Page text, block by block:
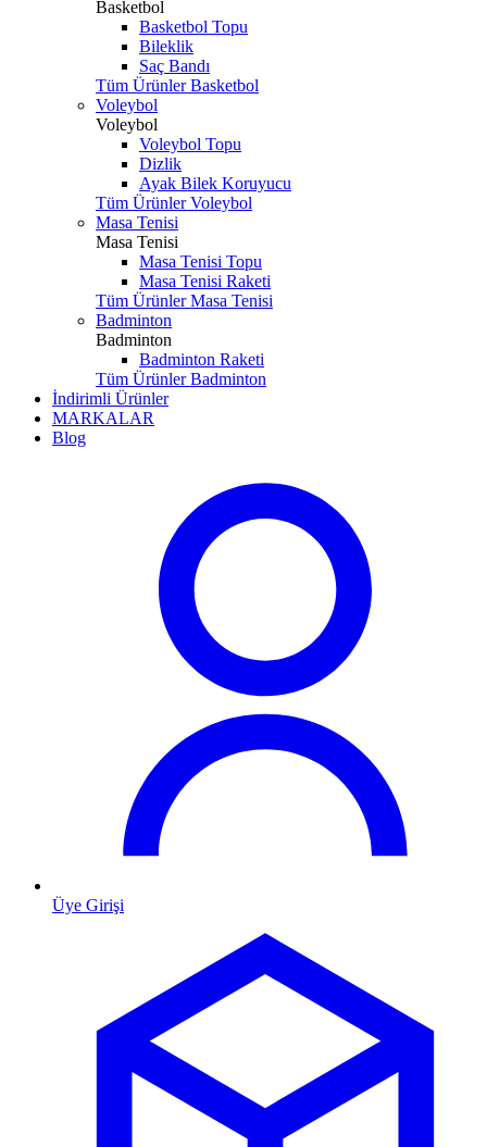
Basketbol
Basketbol Topu
Bileklik
Saç Bandı
Tüm Ürünler Basketbol
Voleybol
Voleybol
Voleybol Topu
Dizlik
Ayak Bilek Koruyucu
Tüm Ürünler Voleybol
Masa Tenisi
Masa Tenisi
Masa Tenisi Topu
Masa Tenisi Raketi
Tüm Ürünler Masa Tenisi
Badminton
Badminton
Badminton Raketi
Tüm Ürünler Badminton
İndirimli Ürünler
MARKALAR
Blog
Üye Girişi